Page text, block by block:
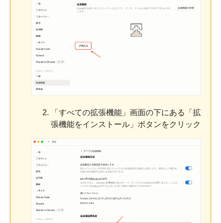
「すべての拡張機能」画面の下にある「拡
張機能をインストール」ボタンをクリック